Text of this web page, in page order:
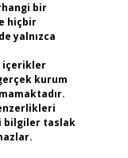
bir
hiçbir
yalnızca
içerikler
kurum
bilgiler taslak